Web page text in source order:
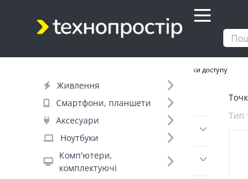
Живлення
Смартфони, планшети
Аксесуари
Ноутбуки
Комп'ютери,
комплектуючі
Точки доступу
Фільтр
Днів до відправки (4)
Тип